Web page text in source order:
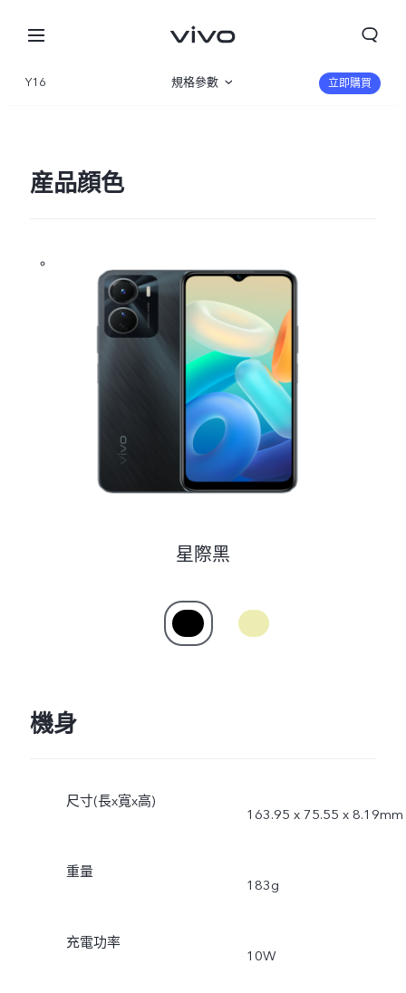
Y16 規格參數 立即購買
産品顔色
星際黑
機身
尺寸(長x寬x高)
163.95 x 75.55 x 8.19mm
重量
183g
充電功率
10W